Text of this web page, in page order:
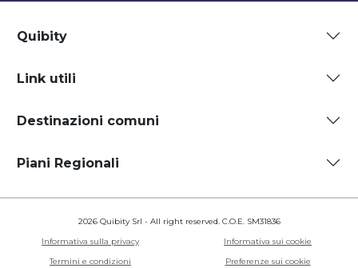
Quibity
Link utili
Destinazioni comuni
Piani Regionali
2026 Quibity Srl - All right reserved. C.O.E. SM31836
Informativa sulla privacy
Informativa sui cookie
Termini e condizioni
Preferenze sui cookie